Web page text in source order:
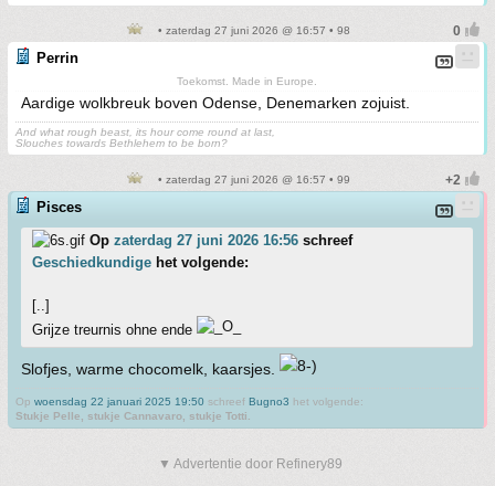
• zaterdag 27 juni 2026 @ 16:57 • 98
Perrin
Toekomst. Made in Europe.
Aardige wolkbreuk boven Odense, Denemarken zojuist.
And what rough beast, its hour come round at last,
Slouches towards Bethlehem to be born?
• zaterdag 27 juni 2026 @ 16:57 • 99
Pisces
Op zaterdag 27 juni 2026 16:56 schreef
Geschiedkundige het volgende:
[..]
Grijze treurnis ohne ende
Slofjes, warme chocomelk, kaarsjes.
Op woensdag 22 januari 2025 19:50 schreef Bugno3 het volgende:
Stukje Pelle, stukje Cannavaro, stukje Totti.
▼ Advertentie door Refinery89